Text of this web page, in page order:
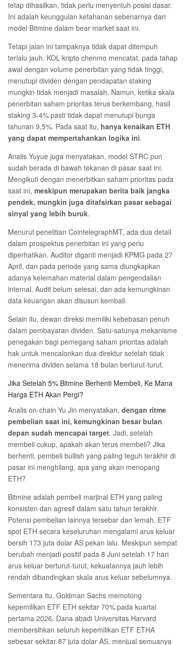
tetap dihasilkan, tidak perlu menyentuh posisi dasar.
Ini adalah keunggulan ketahanan sebenarnya dari
model Bitmine dalam bear market saat ini.
Tetapi jalan ini tampaknya tidak dapat ditempuh
terlalu jauh. KOL kripto chenmo mencatat, pada tahap
awal dengan volume penerbitan yang tidak tinggi,
menutupi dividen dengan pendapatan staking
mungkin tidak menjadi masalah. Namun, ketika skala
penerbitan saham prioritas terus berkembang, hasil
staking 3-4% pasti tidak dapat menutupi bunga
tahunan 9,5%. Pada saat itu, hanya kenaikan ETH
yang dapat mempertahankan logika ini.
Analis Yuyue juga menyatakan, model STRC pun
sudah berada di bawah tekanan di pasar saat ini.
Mengikuti dengan menerbitkan saham prioritas pada
saat ini, meskipun merupakan berita baik jangka
pendek, mungkin juga ditafsirkan pasar sebagai
sinyal yang lebih buruk.
Menurut penelitian CointelegraphMT, ada dua detail
dalam prospektus penerbitan ini yang perlu
diperhatikan. Auditor diganti menjadi KPMG pada 27
April, dan pada periode yang sama diungkapkan
adanya kelemahan material dalam pengendalian
internal. Audit belum selesai, dan ada kemungkinan
data keuangan akan disusun kembali.
Selain itu, dewan direksi memiliki kebebasan penuh
dalam pembayaran dividen. Satu-satunya mekanisme
penegakan bagi pemegang saham prioritas adalah
hak untuk mencalonkan dua direktur setelah tidak
menerima dividen selama 18 bulan berturut-turut.
Jika Setelah 5% Bitmine Berhenti Membeli, Ke Mana
Harga ETH Akan Pergi?
Analis on-chain Yu Jin menyatakan, dengan ritme
pembelian saat ini, kemungkinan besar bulan
depan sudah mencapai target. Jadi, setelah
membeli cukup, apakah akan terus membeli? Jika
berhenti, pembeli bullish yang paling teguh terakhir di
pasar ini menghilang, apa yang akan menopang
ETH?
Bitmine adalah pembeli marjinal ETH yang paling
konsisten dan agresif dalam satu tahun terakhir.
Potensi pembelian lainnya tersebar dan lemah. ETF
spot ETH secara keseluruhan mengalami arus keluar
bersih 173 juta dolar AS pekan lalu. Meskipun sempat
berubah menjadi positif pada 8 Juni setelah 17 hari
arus keluar berturut-turut, kekuatannya jauh lebih
rendah dibandingkan skala arus keluar sebelumnya.
Sementara itu, Goldman Sachs memotong
kepemilikan ETF ETH sekitar 70% pada kuartal
pertama 2026. Dana abadi Universitas Harvard
membersihkan seluruh kepemilikan ETF ETHA
sebesar sekitar 87 juta dolar AS, menjual semuanya